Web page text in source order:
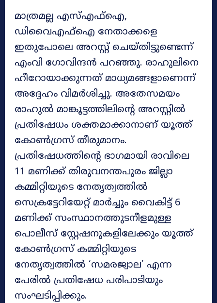
മാത്രമല്ല എസ്എഫ്ഐ,
ഡിവൈഎഫ്ഐ നേതാക്കളെ
ഇതുപോലെ അറസ്റ്റ് ചെയ്തിട്ടുണ്ടെന്ന്
എംവി ​ഗോവിന്ദൻ പറഞ്ഞു. രാഹുലിനെ
ഹീറോയാക്കുന്നത് മാധ്യമങ്ങളാണെന്ന്
അദ്ദേഹം വിമർശിച്ചു. അതേസമയം
രാഹുൽ മാങ്കൂട്ടത്തിലിന്റെ അറസ്റ്റിൽ
പ്രതിഷേധം ശക്തമാക്കാനാണ് യൂത്ത്
കോൺഗ്രസ് തീരുമാനം.
പ്രതിഷേധത്തിന്റെ ഭാഗമായി രാവിലെ
11 മണിക്ക് തിരുവനന്തപുരം ജില്ലാ
കമ്മിറ്റിയുടെ നേതൃത്വത്തിൽ
സെക്രട്ടേറിയേറ്റ് മാർച്ചും വൈകിട്ട് 6
മണിക്ക് സംസ്ഥാനത്തുടനീളമുള്ള
പൊലീസ് സ്റ്റേഷനുകളിലേക്കും യൂത്ത്
കോൺഗ്രസ് കമ്മിറ്റിയുടെ
നേതൃത്വത്തിൽ ‘സമരജ്വാല’ എന്ന
പേരിൽ പ്രതിഷേധ പരിപാടിയും
സംഘടിപ്പിക്കും.